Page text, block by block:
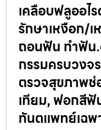
เคลือบฟลูออไ
รักษาเหงือก/
ถอนฟัน ทำฟั
กรรมครบวงจ
ตรวจสุขภาพ
เทียม, ฟอกสี
ทันตแพทย์เฉพ